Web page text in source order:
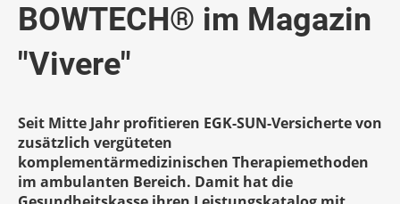
BOWTECH® im Magazin
"Vivere"
Seit Mitte Jahr profitieren EGK-SUN-Versicherte von
zusätzlich vergüteten
komplementärmedizinischen Therapiemethoden
im ambulanten Bereich. Damit hat die